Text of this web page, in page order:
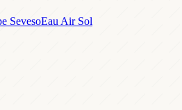
SevesoEau Air Sol